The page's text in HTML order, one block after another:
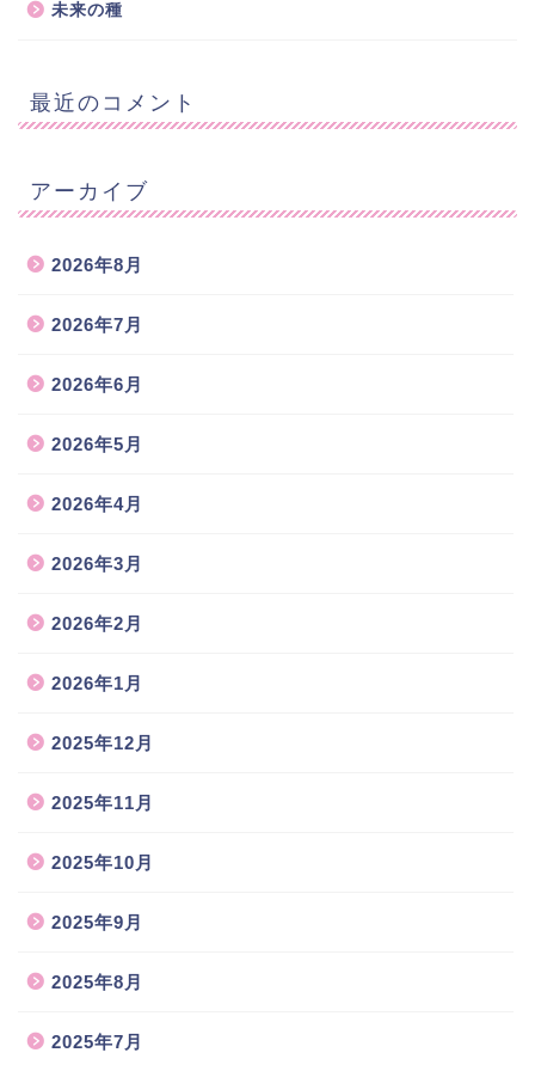
未来の種
最近のコメント
アーカイブ
2026年8月
2026年7月
2026年6月
2026年5月
2026年4月
2026年3月
2026年2月
2026年1月
2025年12月
2025年11月
2025年10月
2025年9月
2025年8月
2025年7月